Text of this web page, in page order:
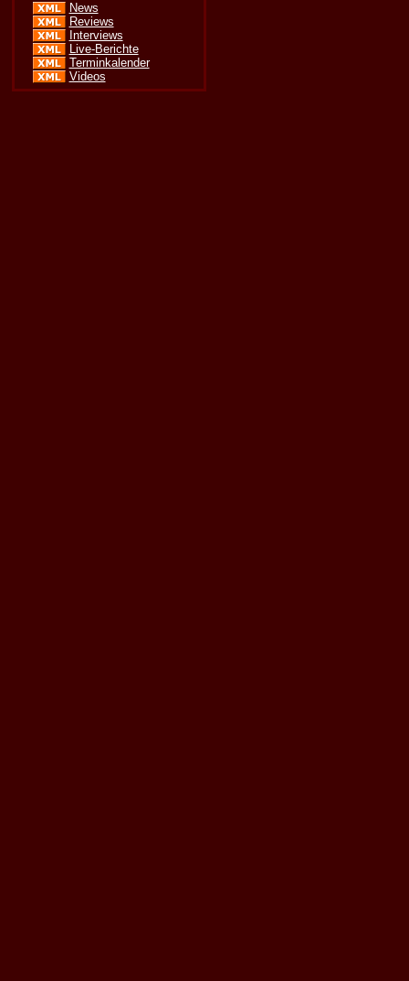
News
Reviews
Interviews
Live-Berichte
Terminkalender
Videos